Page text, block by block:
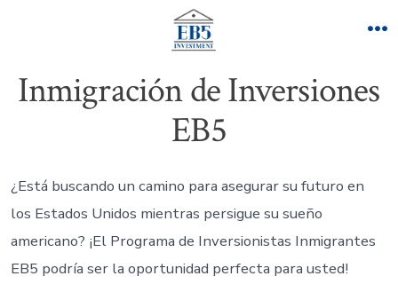
Inmigración de Inversiones
EB5
¿Está buscando un camino para asegurar su futuro en
los Estados Unidos mientras persigue su sueño
americano? ¡El Programa de Inversionistas Inmigrantes
EB5 podría ser la oportunidad perfecta para usted!